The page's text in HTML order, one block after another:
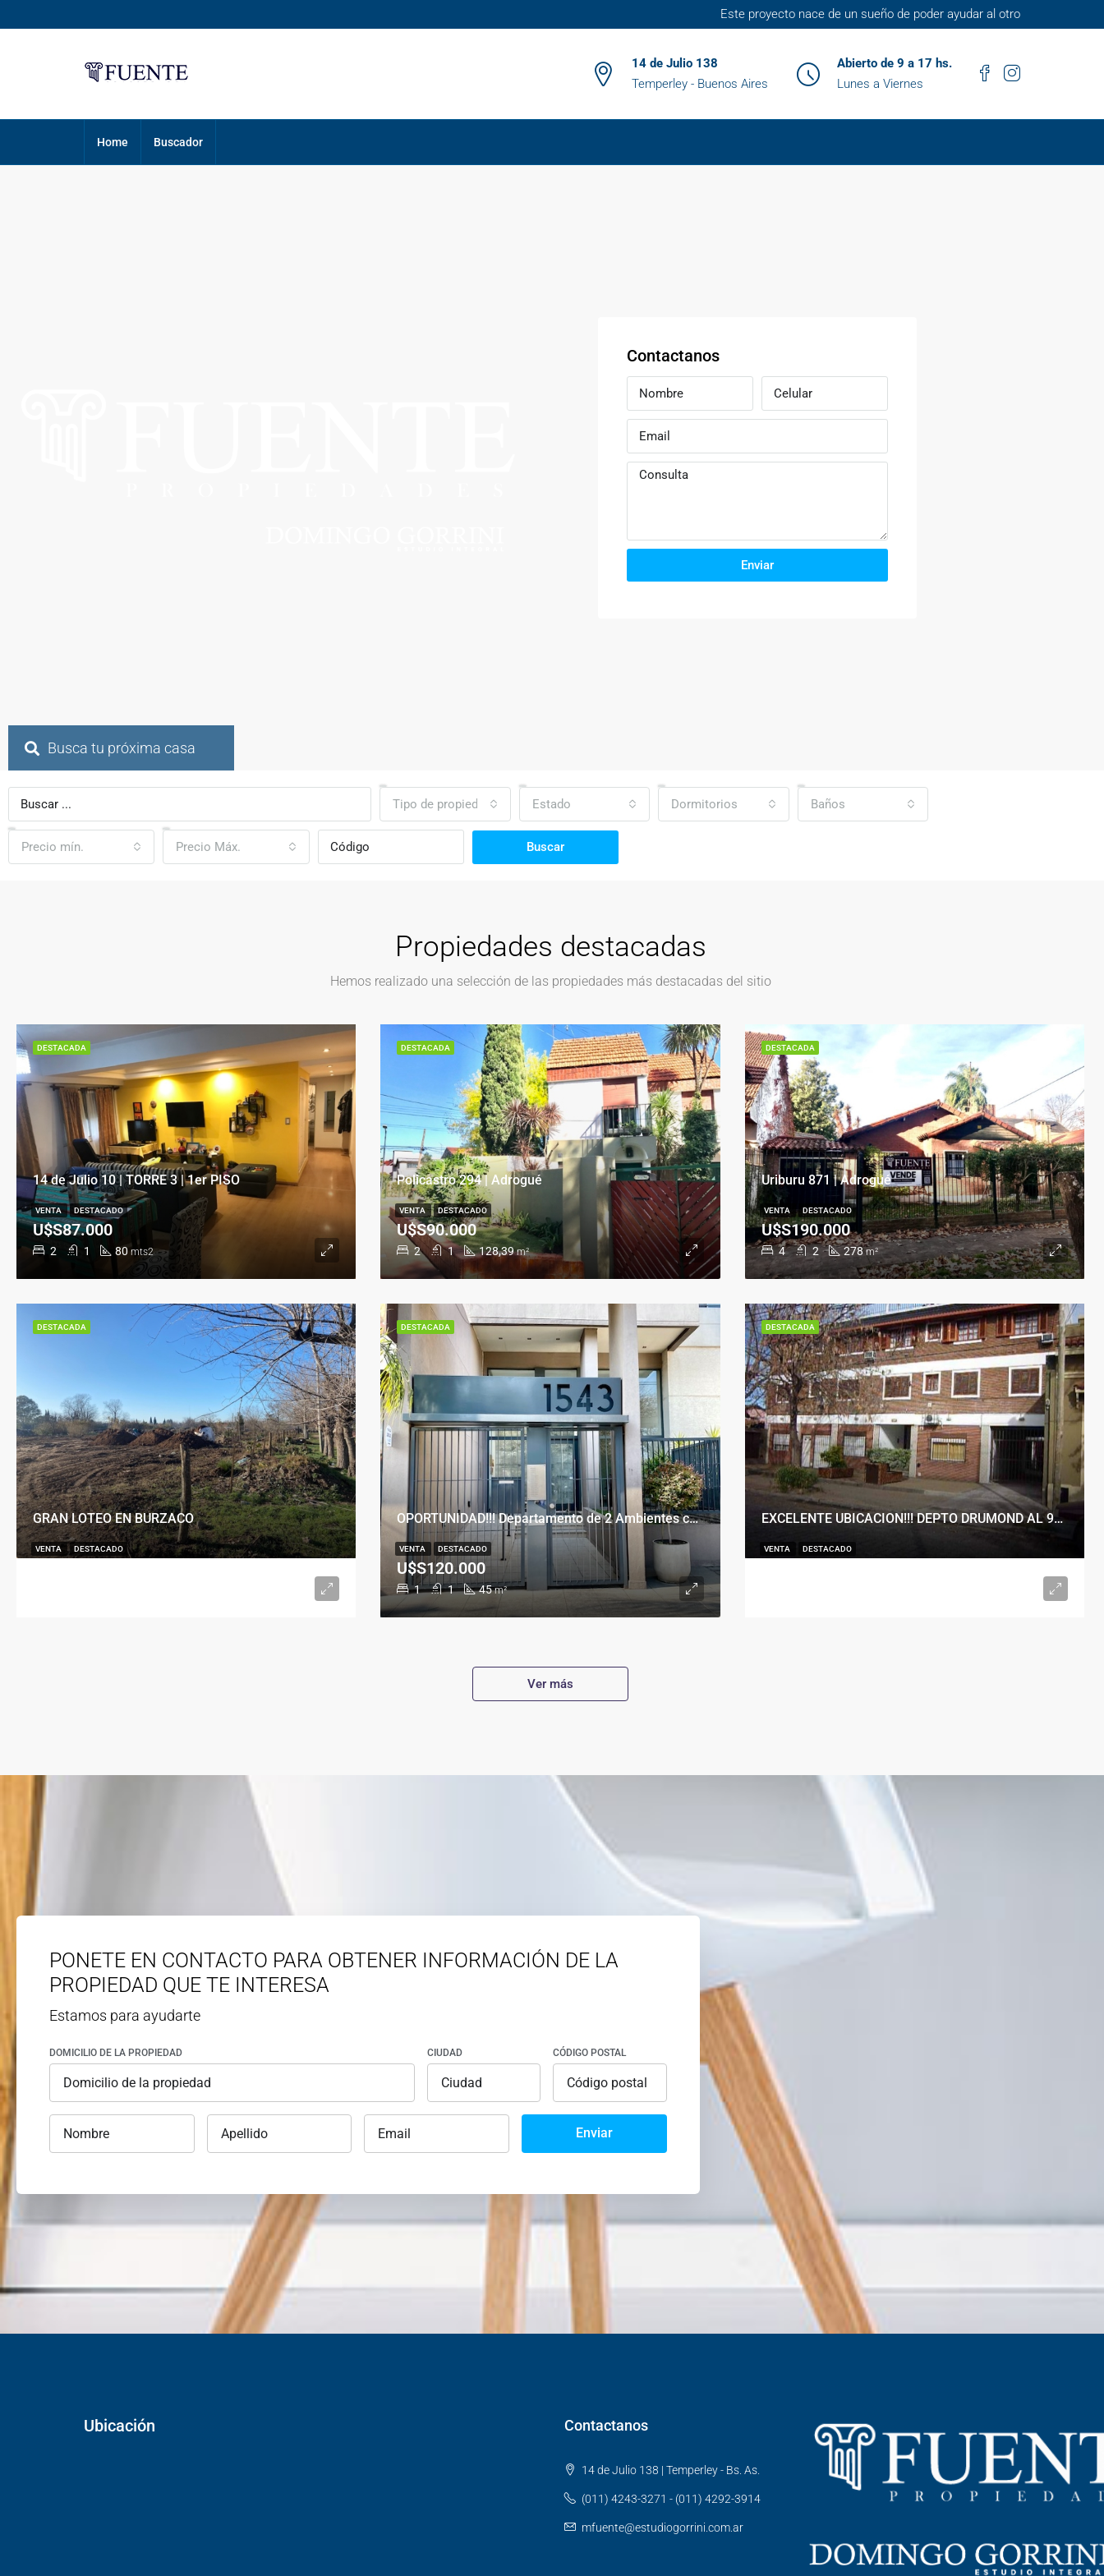
Este proyecto nace de un sueño de poder ayudar al otro
14 de Julio 138
Temperley - Buenos Aires
Abierto de 9 a 17 hs.
Lunes a Viernes
Home Buscador
Contactanos
Enviar
Busca tu próxima casa
Tipo de propiedad Estado Dormitorios Baños
Precio mín. Precio Máx. Buscar
Propiedades destacadas
Hemos realizado una selección de las propiedades más destacadas del sitio
14 de Julio 10 | TORRE 3 | 1er PISO
2 1 80 mts2
U$S87.000
VENTA DESTACADO
DESTACADA
Policastro 294 | Adrogué
2 1 128,39 m²
U$S90.000
VENTA DESTACADO
DESTACADA
Uriburu 871 | Adrogué
4 2 278 m²
U$S190.000
VENTA DESTACADO
DESTACADA
GRAN LOTEO EN BURZACO
VENTA DESTACADO
DESTACADA
OPORTUNIDAD!!! Departamento de 2 Ambientes con Cochera en Banfield Este
1 1 45 m²
U$S120.000
VENTA DESTACADO
DESTACADA
EXCELENTE UBICACION!!! DEPTO DRUMOND AL 900
VENTA DESTACADO
DESTACADA
Ver más
PONETE EN CONTACTO PARA OBTENER INFORMACIÓN DE LA
PROPIEDAD QUE TE INTERESA
Estamos para ayudarte
DOMICILIO DE LA PROPIEDAD CIUDAD CÓDIGO POSTAL
Enviar
Ubicación Contactanos
14 de Julio 138 | Temperley - Bs. As.
(011) 4243-3271 - (011) 4292-3914
mfuente@estudiogorrini.com.ar